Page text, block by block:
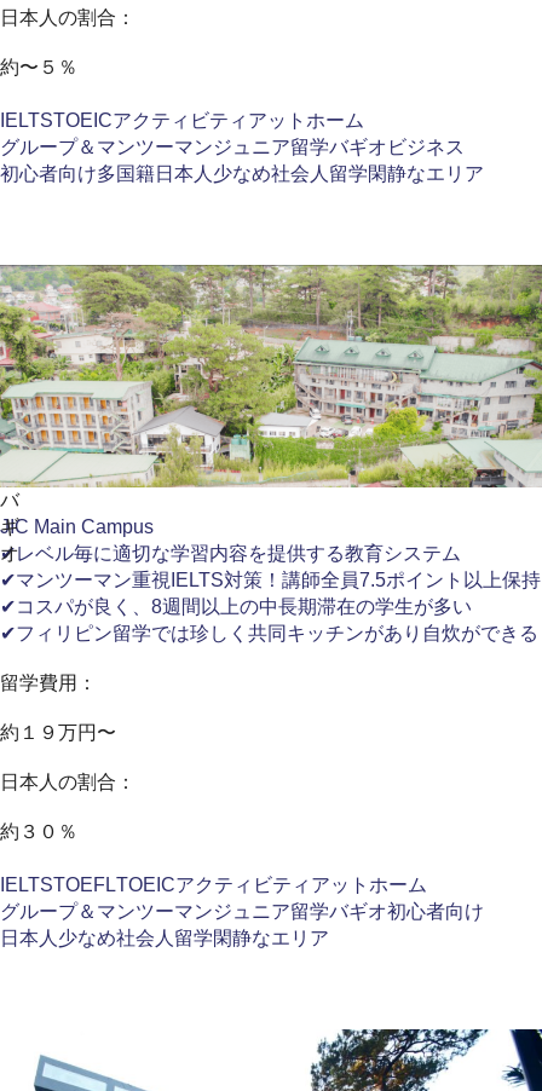
日本人の割合：
約〜５％
IELTSTOEICアクティビティ アットホーム
グループ＆マンツーマンジュニア留学バギオ ビジネス
初心者向け多国籍日本人少なめ社会人留学閑静なエリア
バ
ギ
オ
JIC Main Campus
✔レベル毎に適切な学習内容を提供する教育システム
✔マンツーマン重視IELTS対策！講師全員7.5ポイント以上保持
✔コスパが良く、8週間以上の中長期滞在の学生が多い
✔フィリピン留学では珍しく共同キッチンがあり自炊ができる
留学費用：
約１９万円〜
日本人の割合：
約３０％
IELTSTOEFLTOEICアクティビティ アットホーム
グループ＆マンツーマンジュニア留学バギオ初心者向け
日本人少なめ社会人留学閑静なエリア